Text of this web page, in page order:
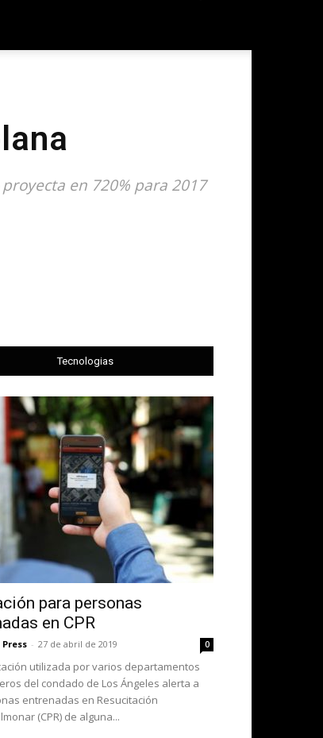
en 720% para 2017
Tecnologias
para personas
en CPR
- 27 de abril de 2019 0
utilizada por varios departamentos
del condado de Los Ángeles alerta a
entrenadas en Resucitación
(CPR) de alguna...